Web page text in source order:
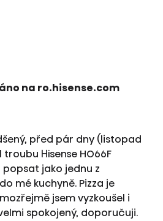
na ro.hisense.com
před pár dny (listopad
Hisense HO66F
popsat jako jednu z
mé kuchyně. Pizza je
jsem vyzkoušel i
spokojený, doporučuji.